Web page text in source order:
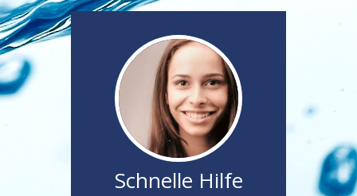
Schnelle Hilfe